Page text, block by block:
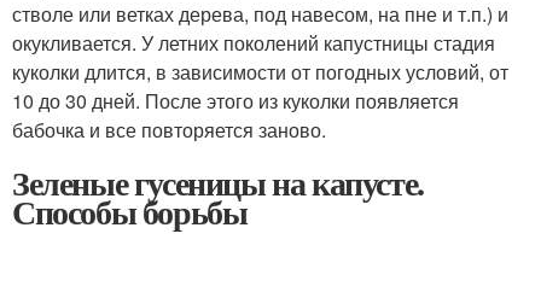
стволе или ветках дерева, под навесом, на пне и т.п.) и
окукливается. У летних поколений капустницы стадия
куколки длится, в зависимости от погодных условий, от
10 до 30 дней. После этого из куколки появляется
бабочка и все повторяется заново.
Зеленые гусеницы на капусте.
Способы борьбы